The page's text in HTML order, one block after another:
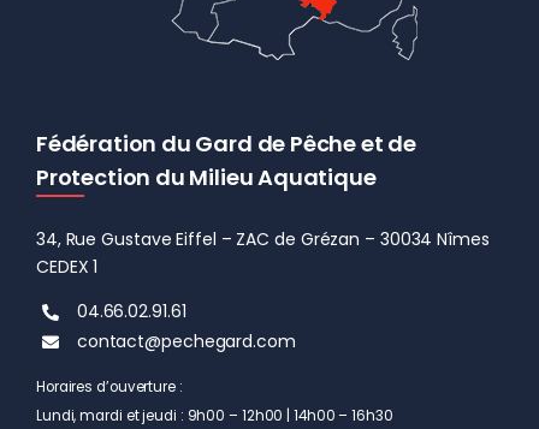
Fédération du Gard de Pêche et de
Protection du Milieu Aquatique
34, Rue Gustave Eiffel – ZAC de Grézan – 30034 Nîmes
CEDEX 1
04.66.02.91.61
contact@pechegard.com
Horaires d’ouverture :
Lundi, mardi et jeudi : 9h00 – 12h00 | 14h00 – 16h30